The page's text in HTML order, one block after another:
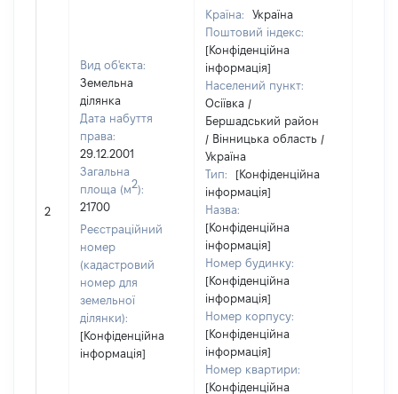
2
Вид об'єкта:
Земельна
ділянка
Дата набуття
права:
29.12.2001
Загальна
площа (м2):
21700
Реєстраційний
номер
(кадастровий
номер для
земельної
ділянки):
[Конфіденційна
інформація]
Країна:
Україна
Поштовий індекс:
[Конфіденційна
інформація]
Населений пункт:
Осіївка /
Бершадський район
/ Вінницька область /
Україна
Тип:
[Конфіденційна
інформація]
Назва:
[Конфіденційна
інформація]
Номер будинку:
[Конфіденційна
інформація]
Номер корпусу:
[Конфіденційна
інформація]
Номер квартири:
[Конфіденційна